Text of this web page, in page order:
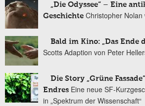
„Die Odyssee“ – Eine
Geschichte Christopher Nolan
Bald im Kino: „Das Ende
Scotts Adaption von Peter
Die Story „Grüne
Endres Eine neue SF-
in „Spektrum der Wissenschaft“